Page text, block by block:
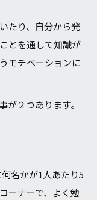
たり、⾃分から発
とを通して知識が
モチベーションに
が２つあります。
名かが1⼈あたり5
ーナーで、よく勉